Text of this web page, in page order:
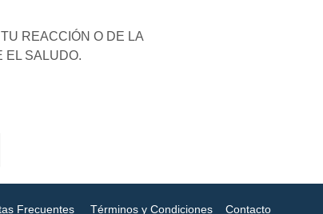
REACCIÓN O DE LA
EL SALUDO.
Frecuentes Términos y Condiciones Contacto